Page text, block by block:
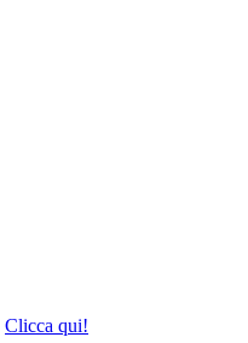
Clicca qui!